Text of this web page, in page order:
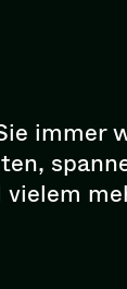
immer